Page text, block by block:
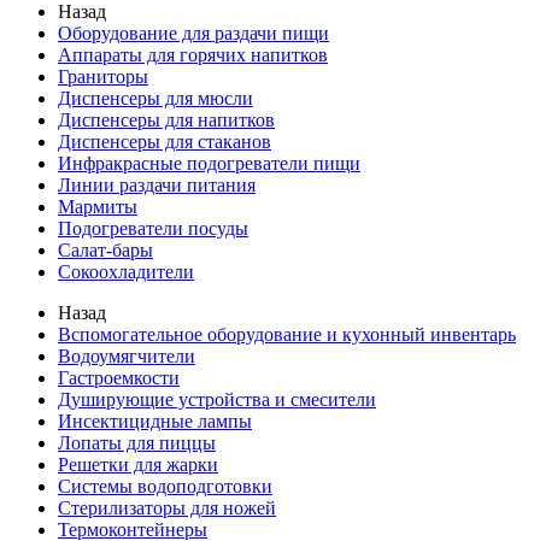
Назад
Оборудование для раздачи пищи
Аппараты для горячих напитков
Граниторы
Диспенсеры для мюсли
Диспенсеры для напитков
Диспенсеры для стаканов
Инфракрасные подогреватели пищи
Линии раздачи питания
Мармиты
Подогреватели посуды
Салат-бары
Сокоохладители
Назад
Вспомогательное оборудование и кухонный инвентарь
Водоумягчители
Гастроемкости
Душирующие устройства и смесители
Инсектицидные лампы
Лопаты для пиццы
Решетки для жарки
Системы водоподготовки
Стерилизаторы для ножей
Термоконтейнеры